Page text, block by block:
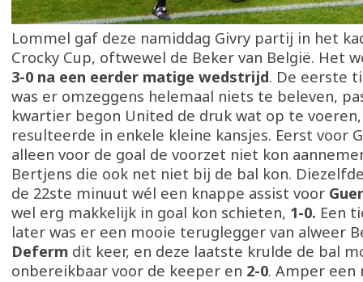
Lommel gaf deze namiddag Givry partij in het
Crocky Cup, oftwewel de Beker van België. Het
3-0 na een eerder matige wedstrijd. De eerste
was er omzeggens helemaal niets te beleven,
kwartier begon United de druk wat op te
resulteerde in enkele kleine kansjes. Eerst voor
alleen voor de goal de voorzet niet kon
Bertjens die ook net niet bij de bal kon.
de 22ste minuut wél een knappe assist voor
wel erg makkelijk in goal kon schieten, 1-0. Een
later was er een mooie teruglegger van alweer
Deferm dit keer, en deze laatste krulde de bal
onbereikbaar voor de keeper en 2-0. Amper